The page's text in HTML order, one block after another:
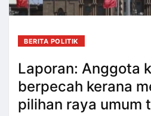
BERITA POLITIK
Laporan: Anggota
berpecah kerana
pilihan raya umum